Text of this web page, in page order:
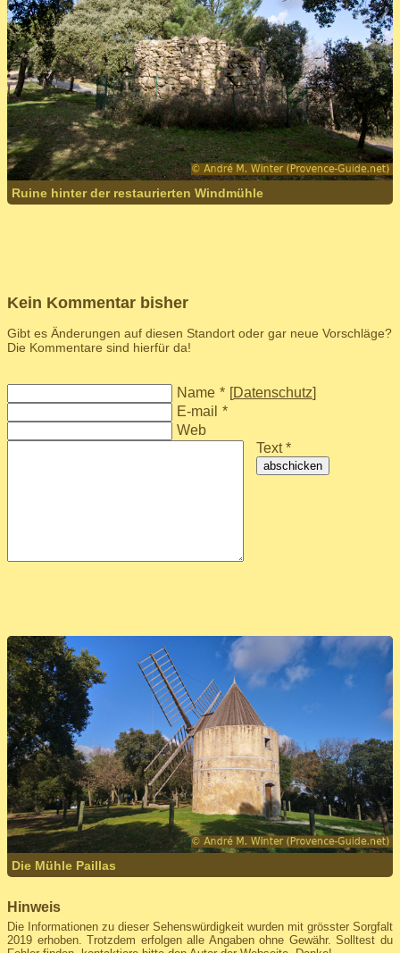
Ruine hinter der restaurierten Windmühle
Kein Kommentar bisher
Gibt es Änderungen auf diesen Standort oder gar neue Vorschläge?
Die Kommentare sind hierfür da!
Name * [Datenschutz]
E-mail *
Web
Text *
abschicken
Die Mühle Paillas
Hinweis
Die Informationen zu dieser Sehenswürdigkeit wurden mit grösster Sorgfalt
2019 erhoben. Trotzdem erfolgen alle Angaben ohne Gewähr. Solltest du